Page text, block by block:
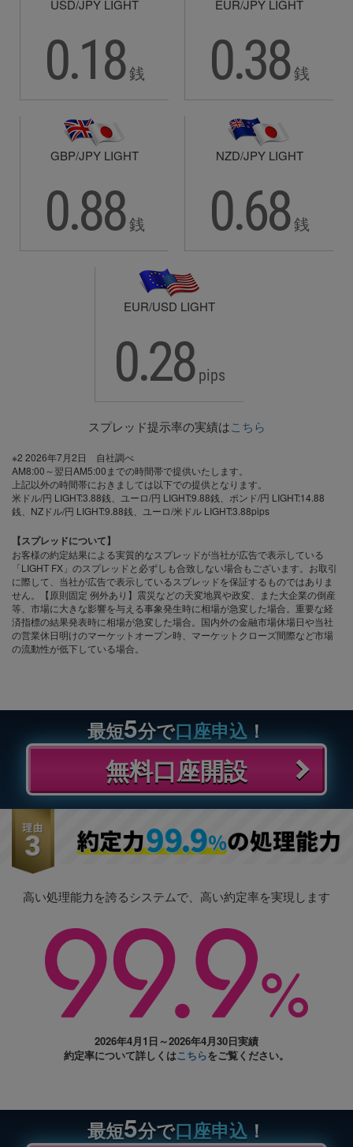
USD/JPY LIGHT
0.18銭
EUR/JPY LIGHT
0.38銭
GBP/JPY LIGHT
0.88銭
NZD/JPY LIGHT
0.68銭
EUR/USD LIGHT
0.28pips
スプレッド提示率の実績はこちら
※2 2026年7月2日 自社調べ
AM8:00～翌日AM5:00までの時間帯で提供いたします。
上記以外の時間帯におきましては以下での提供となります。
米ドル/円 LIGHT:3.88銭、ユーロ/円 LIGHT:9.88銭、ポンド/円 LIGHT:14.88
銭、NZドル/円 LIGHT:9.88銭、ユーロ/米ドル LIGHT:3.88pips
【スプレッドについて】
お客様の約定結果による実質的なスプレッドが当社が広告で表示している
「LIGHT FX」のスプレッドと必ずしも合致しない場合もございます。お取引
に際して、当社が広告で表示しているスプレッドを保証するものではありま
せん。【原則固定 例外あり】震災などの天変地異や政変、また大企業の倒産
等、市場に大きな影響を与える事象発生時に相場が急変した場合。重要な経
済指標の結果発表時に相場が急変した場合。国内外の金融市場休場日や当社
の営業休日明けのマーケットオープン時、マーケットクローズ間際など市場
の流動性が低下している場合。
最短5分で口座申込！
無料口座開設
高い処理能力を誇るシステムで、高い約定率を実現します
2026年4月1日～2026年4月30日実績
約定率について詳しくはこちらをご覧ください。
最短5分で口座申込！